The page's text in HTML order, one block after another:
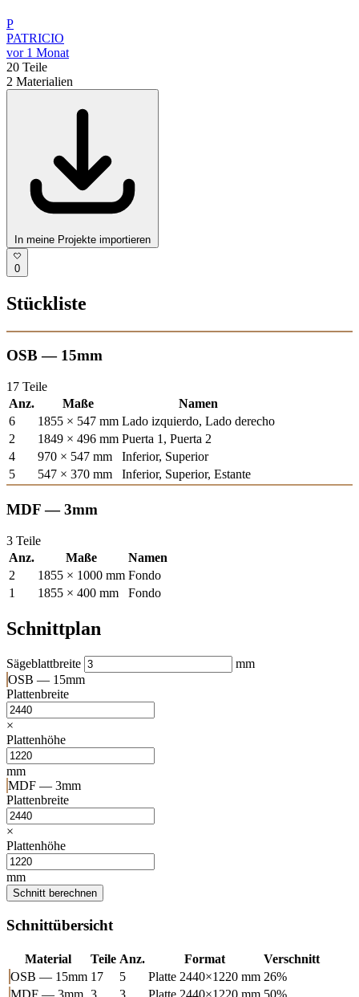
P
PATRICIO
vor 1 Monat
20 Teile
2 Materialien
In meine Projekte importieren
0
Stückliste
OSB — 15mm
17 Teile
Anz.
Maße
Namen
6
1855 × 547 mm Lado izquierdo, Lado derecho
2
1849 × 496 mm Puerta 1, Puerta 2
4
970 × 547 mm
Inferior, Superior
5
547 × 370 mm Inferior, Superior, Estante
MDF — 3mm
3 Teile
Anz.
Maße
Namen
2
1855 × 1000 mm Fondo
1
1855 × 400 mm Fondo
Schnittplan
Sägeblattbreite
mm
OSB — 15mm
Plattenbreite
×
Plattenhöhe
mm
MDF — 3mm
Plattenbreite
×
Plattenhöhe
mm
Schnitt berechnen
Schnittübersicht
Material Teile Anz. Format
Verschnitt
OSB — 15mm 17 5 Platte 2440×1220 mm 26%
MDF — 3mm 3 3 Platte 2440×1220 mm 50%